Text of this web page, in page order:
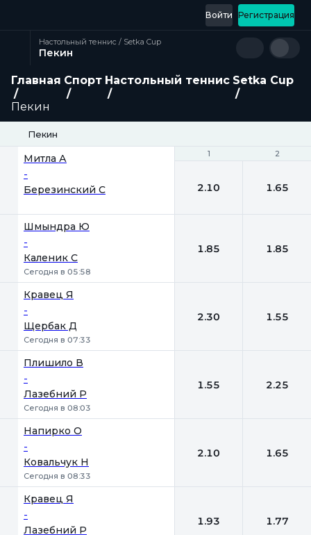
Регистрация
Войти
Настольный теннис / Setka Cup
Пекин
Главная Спорт Настольный теннис Setka Cup
Пекин
Пекин
1 2
Митла А
-
Березинский С
1 2
2.10 1.65
Шмындра Ю
-
Каленик С
Сегодня в 05:58
1.85 1.85
Кравец Я
-
Щербак Д
Сегодня в 07:33
2.30 1.55
Плишило В
-
Лазебний Р
Сегодня в 08:03
1.55 2.25
Напирко О
-
Ковальчук Н
Сегодня в 08:33
2.10 1.65
Кравец Я
-
Лазебний Р
1.93 1.77